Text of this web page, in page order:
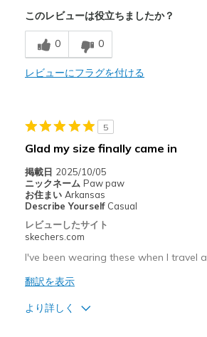
Breathe Well
Comfortable
Durable
以下に最適
Casual Wear
Width
Feels true to width
Sizing
このレビューは役立ちましたか？
0 0
レビューにフラグを付ける
5
Glad my size finally came in
掲載日 2025/10/05
ニックネーム Paw paw
お住まい Arkansas
Describe Yourself Casual
レビューしたサイト
skechers.com
I've been wearing these when I travel
翻訳を表示
より詳しく